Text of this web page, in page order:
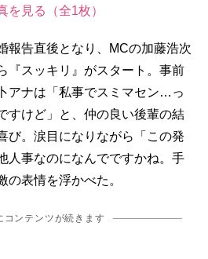
を見る（全1枚）
告直後となり、MCの加藤浩次
『スッキリ』がスタート。事前
アナは「私事でスミマセン…っ
すけど」と、仲の良い後輩の結
び。涙目になりながら「この発
人事なのになんでですかね。手
の表情を浮かべた。
コンテンツが続きます